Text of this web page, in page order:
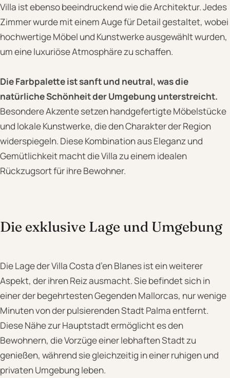
Villa ist ebenso beeindruckend wie die Architektur. Jedes
Zimmer wurde mit einem Auge für Detail gestaltet, wobei
hochwertige Möbel und Kunstwerke ausgewählt wurden,
um eine luxuriöse Atmosphäre zu schaffen.
Die Farbpalette ist sanft und neutral, was die
natürliche Schönheit der Umgebung unterstreicht.
Besondere Akzente setzen handgefertigte Möbelstücke
und lokale Kunstwerke, die den Charakter der Region
widerspiegeln. Diese Kombination aus Eleganz und
Gemütlichkeit macht die Villa zu einem idealen
Rückzugsort für ihre Bewohner.
Die exklusive Lage und Umgebung
Die Lage der Villa Costa d’en Blanes ist ein weiterer
Aspekt, der ihren Reiz ausmacht. Sie befindet sich in
einer der begehrtesten Gegenden Mallorcas, nur wenige
Minuten von der pulsierenden Stadt Palma entfernt.
Diese Nähe zur Hauptstadt ermöglicht es den
Bewohnern, die Vorzüge einer lebhaften Stadt zu
genießen, während sie gleichzeitig in einer ruhigen und
privaten Umgebung leben.